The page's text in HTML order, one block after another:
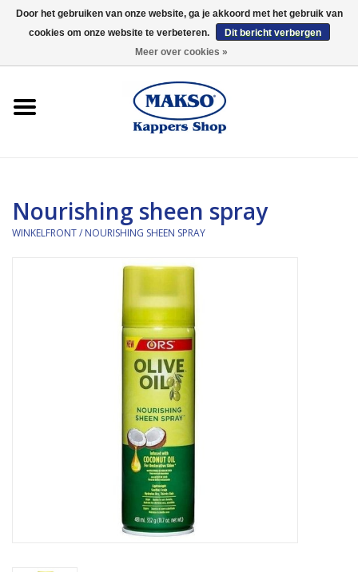
0 Artikelen - €0,00
Kaaral
Nourishing sheen spray
WINKELFRONT/ NOURISHING SHEEN SPRAY
Door het gebruiken van onze website, ga je akkoord met het gebruik van
cookies om onze website te verbeteren.
Dit bericht verbergen
Meer over cookies »